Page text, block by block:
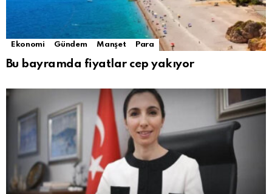
Ekonomi Gündem Manşet Para
Bu bayramda fiyatlar cep yakıyor